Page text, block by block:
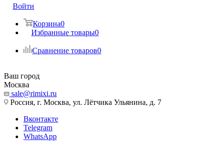
Войти
Корзина0
Избранные товары0
Сравнение товаров0
Ваш город
Москва
sale@rimixi.ru
Россия, г. Москва, ул. Лётчика Ульянина, д. 7
Вконтакте
Telegram
WhatsApp